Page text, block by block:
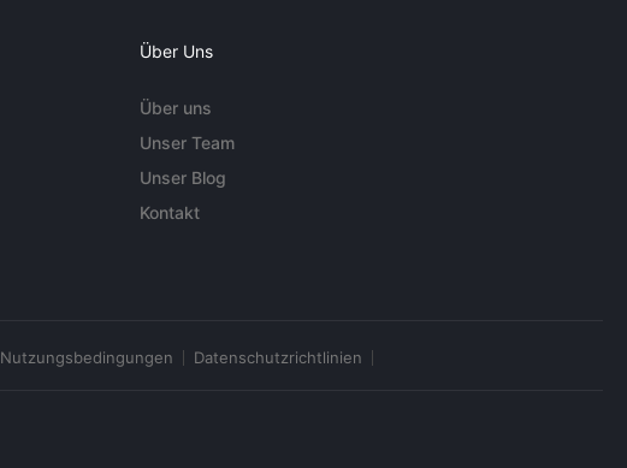
Über Uns
Über uns
Unser Team
Unser Blog
Kontakt
Nutzungsbedingungen Datenschutzrichtlinien